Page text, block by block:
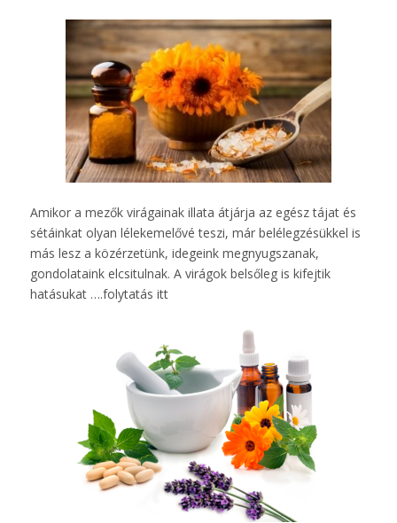
Amikor a mezők virágainak illata átjárja az egész tájat és
sétáinkat olyan lélekemelővé teszi, már belélegzésükkel is
más lesz a közérzetünk, idegeink megnyugszanak,
gondolataink elcsitulnak. A virágok belsőleg is kifejtik
hatásukat ….folytatás itt